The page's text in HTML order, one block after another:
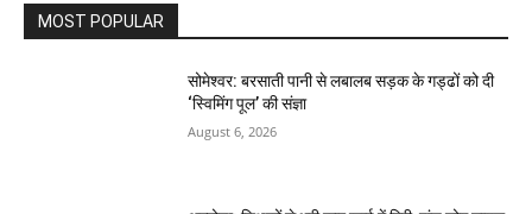
MOST POPULAR
सोमेश्वर: बरसाती पानी से लबालब सड़क के गड्ढों को दी
‘स्विमिंग पूल’ की संज्ञा
August 6, 2026